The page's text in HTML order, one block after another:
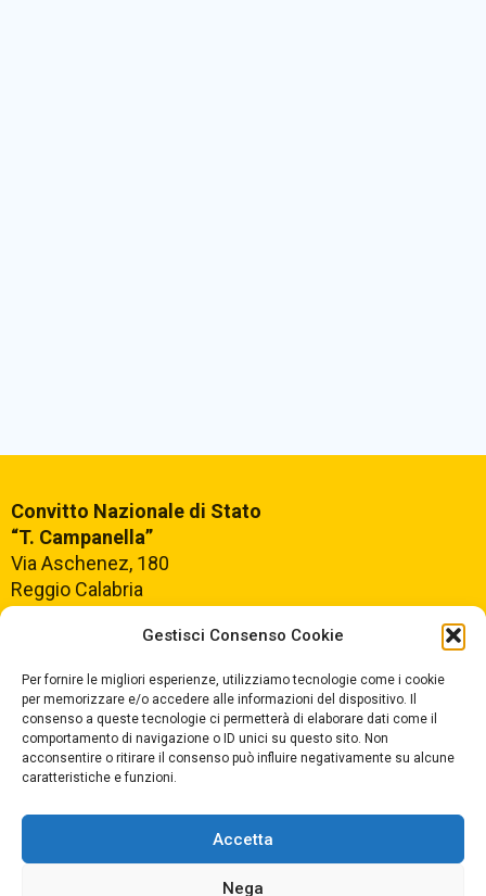
Gestisci Consenso Cookie
Per fornire le migliori esperienze, utilizziamo tecnologie come i cookie
per memorizzare e/o accedere alle informazioni del dispositivo. Il
consenso a queste tecnologie ci permetterà di elaborare dati come il
comportamento di navigazione o ID unici su questo sito. Non
acconsentire o ritirare il consenso può influire negativamente su alcune
caratteristiche e funzioni.
Accetta
Nega
Convitto Nazionale di Stato
“T. Campanella”
Via Aschenez, 180
Reggio Calabria
Segreteria +39096520527
Fax +390965499420
E-mail:rcvc010005@istruzione.it
ORARIO DI APERTURA